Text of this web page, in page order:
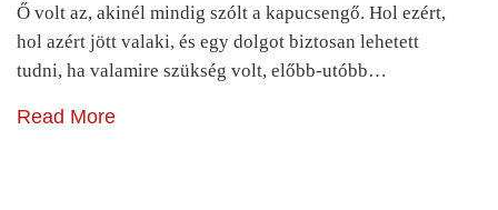
Ő volt az, akinél mindig szólt a kapucsengő. Hol ezért,
hol azért jött valaki, és egy dolgot biztosan lehetett
tudni, ha valamire szükség volt, előbb-utóbb…
Read More